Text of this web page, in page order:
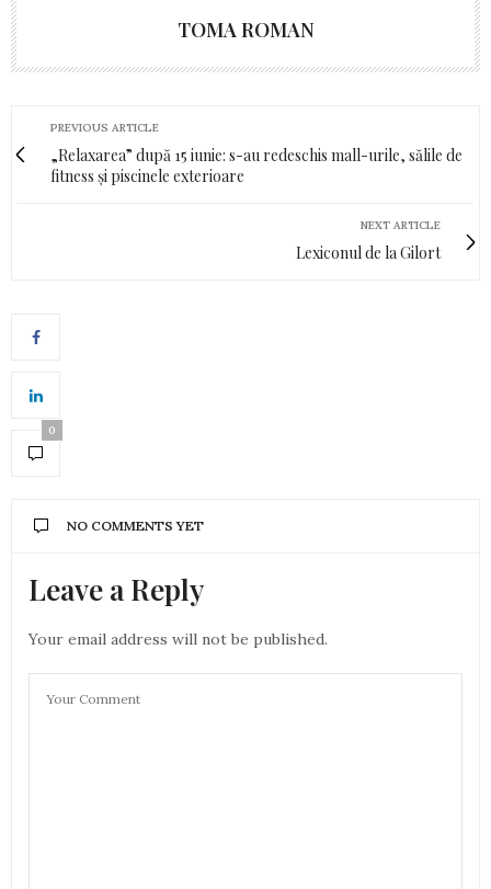
TOMA ROMAN
PREVIOUS ARTICLE
„Relaxarea” după 15 iunie: s-au redeschis mall-urile, sălile de
fitness și piscinele exterioare
NEXT ARTICLE
Lexiconul de la Gilort
0
NO COMMENTS YET
Leave a Reply
Your email address will not be published.